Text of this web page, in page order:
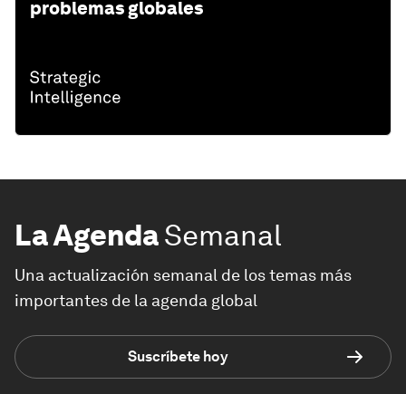
problemas globales
La AgendaSemanal
Una actualización semanal de los temas más
importantes de la agenda global
Suscríbete hoy